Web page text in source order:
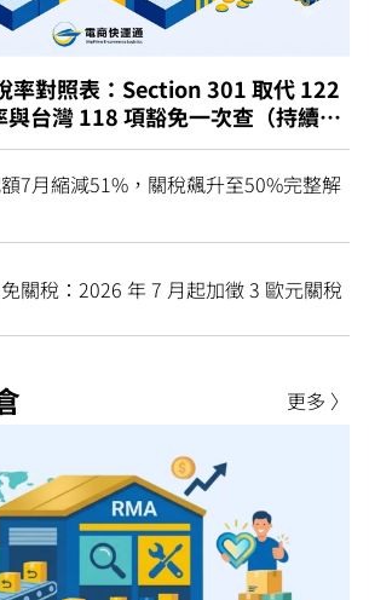
率對照表：Section 301 取代 122
台灣 118 項豁免一次查（持續更
7月縮減51%，關稅飆升至50%完整解
關稅：2026 年 7 月起加徵 3 歐元關稅
更多 〉